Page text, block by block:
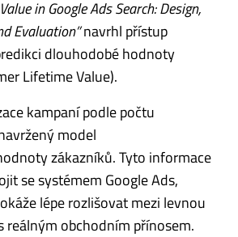
in Google Ads Search: Design,
Evaluation”navrhl přístup
dlouhodobéhodnoty
Lifetime Value).
kampaní podle počtu
model
zákazníků. Tyto informace
se systémem Google Ads,
lépe rozlišovat mezi levnou
reálným obchodním přínosem.